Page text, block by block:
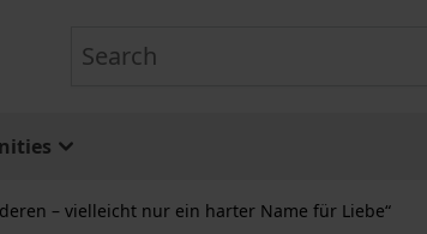
– vielleicht nur ein harter Name für Liebe“